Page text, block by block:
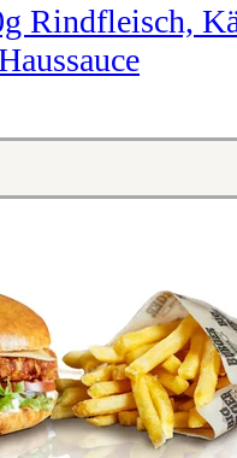
Rindfleisch,